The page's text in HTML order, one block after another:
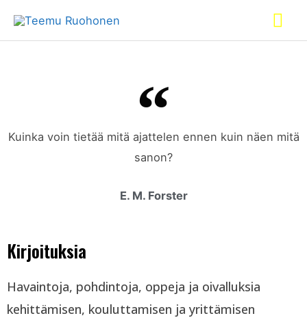
Kuinka voin tietää mitä ajattelen ennen kuin näen mitä
sanon?
E. M. Forster
Kirjoituksia
Havaintoja, pohdintoja, oppeja ja oivalluksia
kehittämisen, kouluttamisen ja yrittämisen